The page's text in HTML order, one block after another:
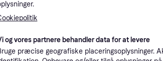
og vores partnere behandler data for at levere
præcise geografiske placeringsoplysninger.